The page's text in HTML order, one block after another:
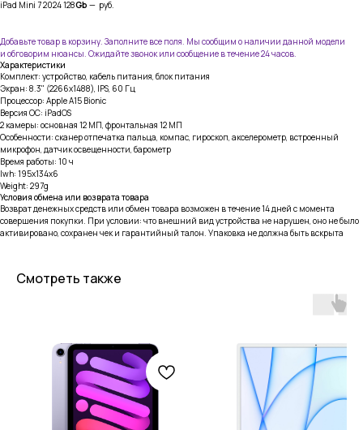
iPad Mini 7 2024 128Gb — руб.
Добавьте товар в корзину. Заполните все поля. Мы сообщим о наличии данной модели
и обговорим нюансы. Ожидайте звонок или сообщение в течение 24 часов.
Характеристики
Комплект: устройство, кабель питания, блок питания
Экран: 8.3" (2266x1488), IPS, 60 Гц
Процессор: Apple A15 Bionic
Версия ОС: iPadOS
2 камеры: основная 12 МП, фронтальная 12 МП
Особенности: cканер отпечатка пальца, компас, гироскоп, акселерометр, встроенный
микрофон, датчик освещенности, барометр
Время работы: 10 ч
lwh: 195x134x6
Weight: 297g
Условия обмена или возврата товара
Возврат денежных средств или обмен товара возможен в течение 14 дней с момента
совершения покупки. При условии: что внешний вид устройства не нарушен, оно не было
активировано, сохранен чек и гарантийный талон. Упаковка не должна быть вскрыта
Смотреть также
Услуги
Trade-in
тел: 8-914-926-96-10